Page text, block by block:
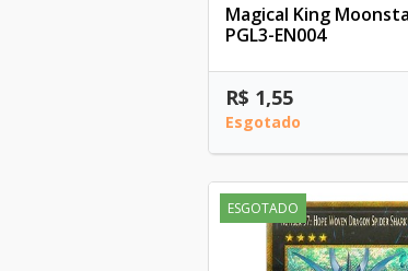
Magical King
PGL3-EN004
R$ 1,55
Esgotado
ESGOTADO